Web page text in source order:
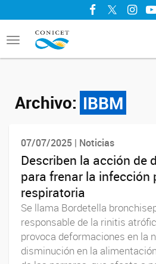
Facebook
Twitter
Toggle
navigation
Archivo: IBBM
07/07/2025 | Noticias
Describen la acción de
para frenar la infección
respiratoria
Se llama Bordetella
responsable de la rinitis
provoca deformaciones en la
disminución en la